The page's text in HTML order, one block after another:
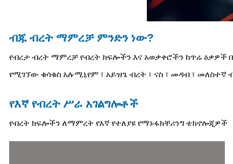
ብጁ ብረት ማምረቻ ምንድን ነው?
የብረታ ብረት ማምረቻ የብረት ክፍሎችን እና አወቃቀሮችን ከጥሬ ዕቃዎች
የሚገኘው ቁሳቁስ አሉሚኒየም ፣ አይዝጌ ብረት ፣ ናስ ፣ መዳብ ፣ መለስተኛ
የእኛ የብረት ሥራ አገልግሎቶች
የብረት ክፍሎችን ለማምረት የእኛ የተለያዩ የማኑፋክቸሪንግ ቴክኖሎጂዎች